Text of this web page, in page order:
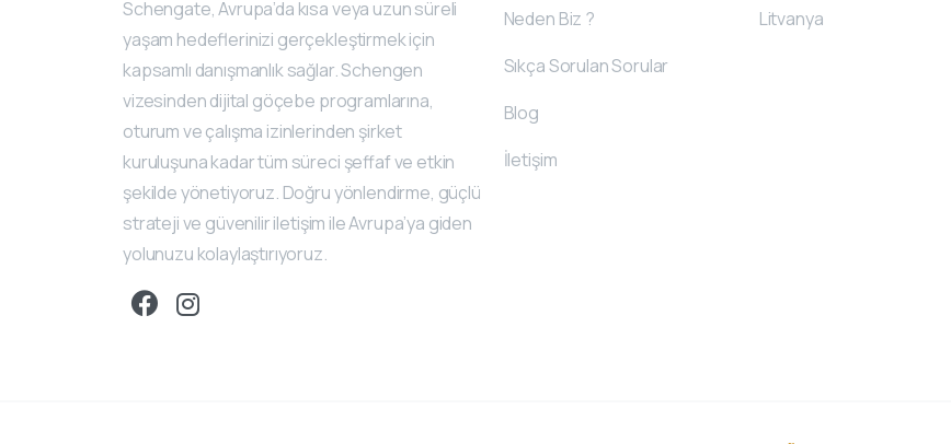
Schengate, Avrupa’da kısa veya uzun süreli
yaşam hedeflerinizi gerçekleştirmek için
kapsamlı danışmanlık sağlar. Schengen
vizesinden dijital göçebe programlarına,
oturum ve çalışma izinlerinden şirket
kuruluşuna kadar tüm süreci şeffaf ve etkin
şekilde yönetiyoruz. Doğru yönlendirme, güçlü
strateji ve güvenilir iletişim ile Avrupa’ya giden
yolunuzu kolaylaştırıyoruz.
Neden Biz ?
Sıkça Sorulan Sorular
Blog
İletişim
Litvanya